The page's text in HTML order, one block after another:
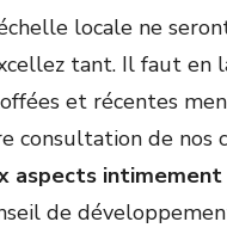
locale ne
tant. Il faut en
et récentes
consultation de nos
aspects
de